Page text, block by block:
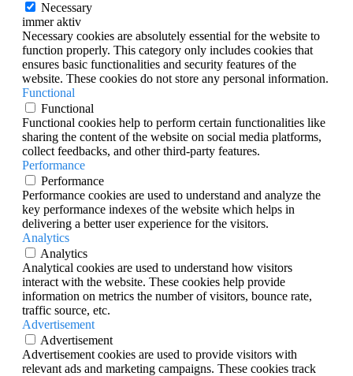
Necessary
immer aktiv
Necessary cookies are absolutely essential for the website to
function properly. This category only includes cookies that
ensures basic functionalities and security features of the
website. These cookies do not store any personal information.
Functional
Functional
Functional cookies help to perform certain functionalities like
sharing the content of the website on social media platforms,
collect feedbacks, and other third-party features.
Performance
Performance
Performance cookies are used to understand and analyze the
key performance indexes of the website which helps in
delivering a better user experience for the visitors.
Analytics
Analytics
Analytical cookies are used to understand how visitors
interact with the website. These cookies help provide
information on metrics the number of visitors, bounce rate,
traffic source, etc.
Advertisement
Advertisement
Advertisement cookies are used to provide visitors with
relevant ads and marketing campaigns. These cookies track